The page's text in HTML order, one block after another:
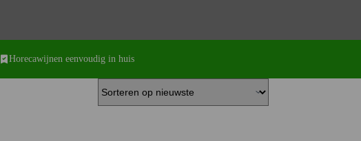
Horecawijnen eenvoudig in huis